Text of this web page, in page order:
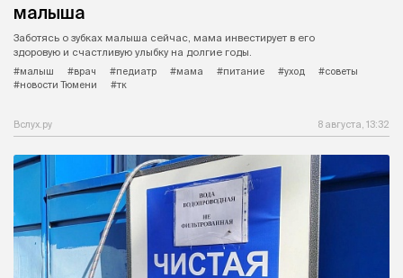
малыша
Заботясь о зубках малыша сейчас, мама инвестирует в его
здоровую и счастливую улыбку на долгие годы.
#малыш
#врач #педиатр #мама #питание #уход
#советы
#новости Тюмени
#тк
Вслух.ру 8 августа, 13:32